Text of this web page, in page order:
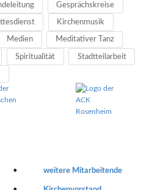
Gesprächskreise
Kirchenmusik
Medien Meditativer Tanz
Spiritualität Stadtteilarbeit
weitere Mitarbeitende